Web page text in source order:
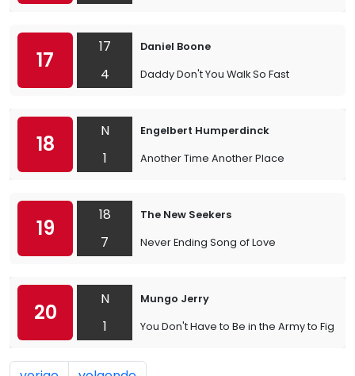
17
17
4
Daniel Boone
Daddy Don't You Walk So Fast
18
N
1
Engelbert Humperdinck
Another Time Another Place
19
18
7
The New Seekers
Never Ending Song of Love
20
N
1
Mungo Jerry
You Don't Have to Be in the Army to Fight